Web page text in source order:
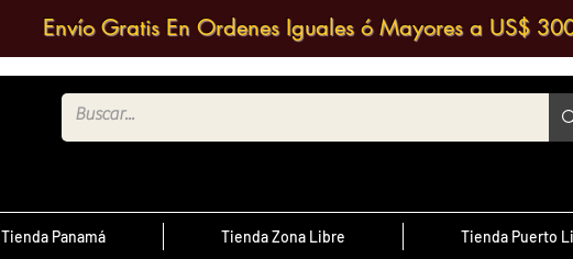
Envío Gratis En Ordenes Iguales ó Mayores a US$
Tienda Panamá Tienda Zona Libre Tienda Puerto